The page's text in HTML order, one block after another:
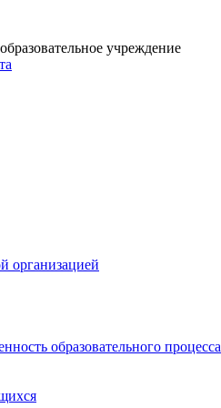
учреждение
организацией
образовательного процесса